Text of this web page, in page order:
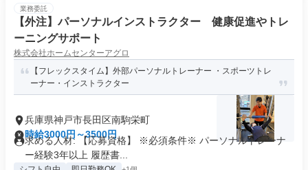
業務委託
【外注】パーソナルインストラクター 健康促進やトレ
ーニングサポート
株式会社ホームセンターアグロ
【フレックスタイム】外部パーソナルトレーナー ・スポーツトレ
ーナー・インストラクター
兵庫県神戸市長田区南駒栄町
時給3000円～3500円
求める人材: 【応募資格】 ※必須条件※ パーソナルトレーナ
ー経験3年以上 履歴書...